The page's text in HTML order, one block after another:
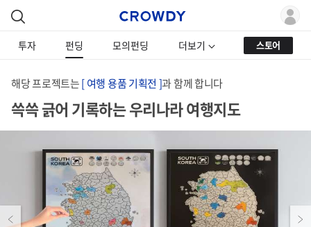
투자 펀딩 모의펀딩 더보기 스토어
해당 프로젝트는[ 여행 용품 기획전 ]과 함께 합니다
쓱쓱 긁어 기록하는 우리나라 여행지도
Previous Next